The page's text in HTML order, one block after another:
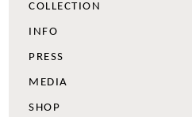
COLLECTION
INFO
PRESS
MEDIA
SHOP